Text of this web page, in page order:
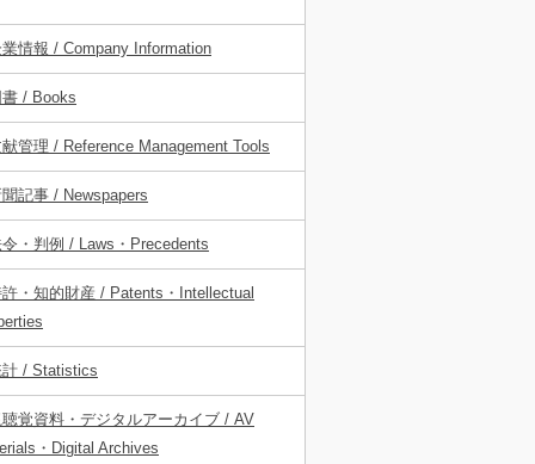
情報 / Company Information
/ Books
管理 / Reference Management Tools
記事 / Newspapers
・判例 / Laws・Precedents
・知的財産 / Patents・Intellectual
計 / Statistics
覚資料・デジタルアーカイブ / AV
・Digital Archives